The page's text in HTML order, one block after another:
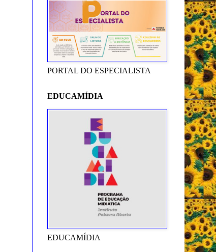
PORTAL DO ESPECIALISTA
EDUCAMÍDIA
EDUCAMÍDIA